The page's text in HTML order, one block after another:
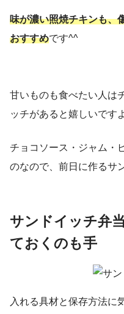
味が濃い照焼チキンも、
おすすめです^^
甘いものも食べたい人は
ッチがあると嬉しいです
チョコソース・ジャム・
のなので、前日に作るサ
サンドイッチ弁
ておくのも手
入れる具材と保存方法に